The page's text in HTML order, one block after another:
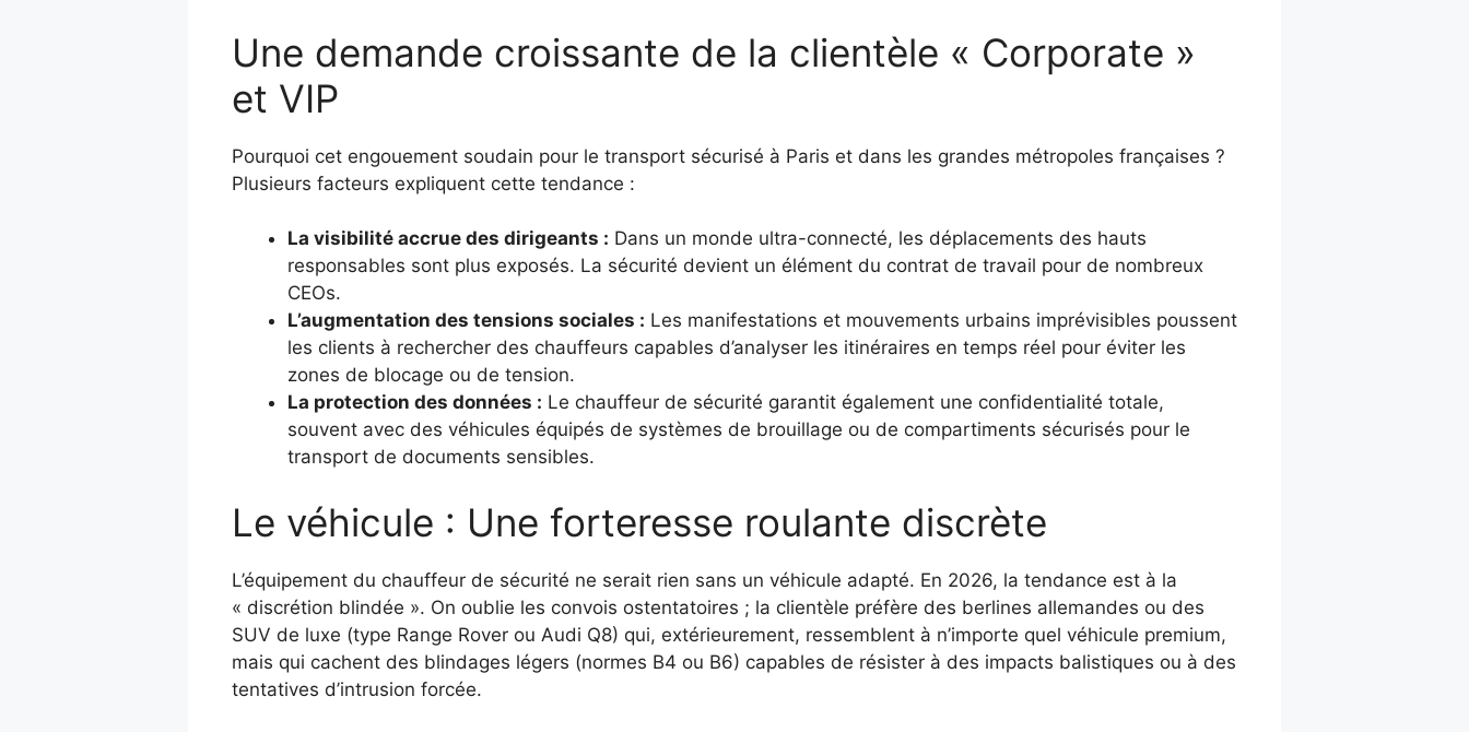
Une demande croissante de la clientèle « Corporate »
et VIP
Pourquoi cet engouement soudain pour le transport sécurisé à Paris et dans les grandes métropoles françaises ?
Plusieurs facteurs expliquent cette tendance :
La visibilité accrue des dirigeants : Dans un monde ultra-connecté, les déplacements des hauts
responsables sont plus exposés. La sécurité devient un élément du contrat de travail pour de nombreux
CEOs.
L’augmentation des tensions sociales : Les manifestations et mouvements urbains imprévisibles poussent
les clients à rechercher des chauffeurs capables d’analyser les itinéraires en temps réel pour éviter les
zones de blocage ou de tension.
La protection des données : Le chauffeur de sécurité garantit également une confidentialité totale,
souvent avec des véhicules équipés de systèmes de brouillage ou de compartiments sécurisés pour le
transport de documents sensibles.
Le véhicule : Une forteresse roulante discrète
L’équipement du chauffeur de sécurité ne serait rien sans un véhicule adapté. En 2026, la tendance est à la
« discrétion blindée ». On oublie les convois ostentatoires ; la clientèle préfère des berlines allemandes ou des
SUV de luxe (type Range Rover ou Audi Q8) qui, extérieurement, ressemblent à n’importe quel véhicule premium,
mais qui cachent des blindages légers (normes B4 ou B6) capables de résister à des impacts balistiques ou à des
tentatives d’intrusion forcée.